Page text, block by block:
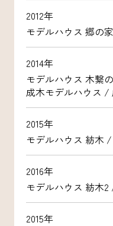
2012年
モデルハウス 郷の家
2014年
モデルハウス 木繋
成木モデルハウス /
2015年
モデルハウス 紡木
2016年
モデルハウス 紡木
2015年